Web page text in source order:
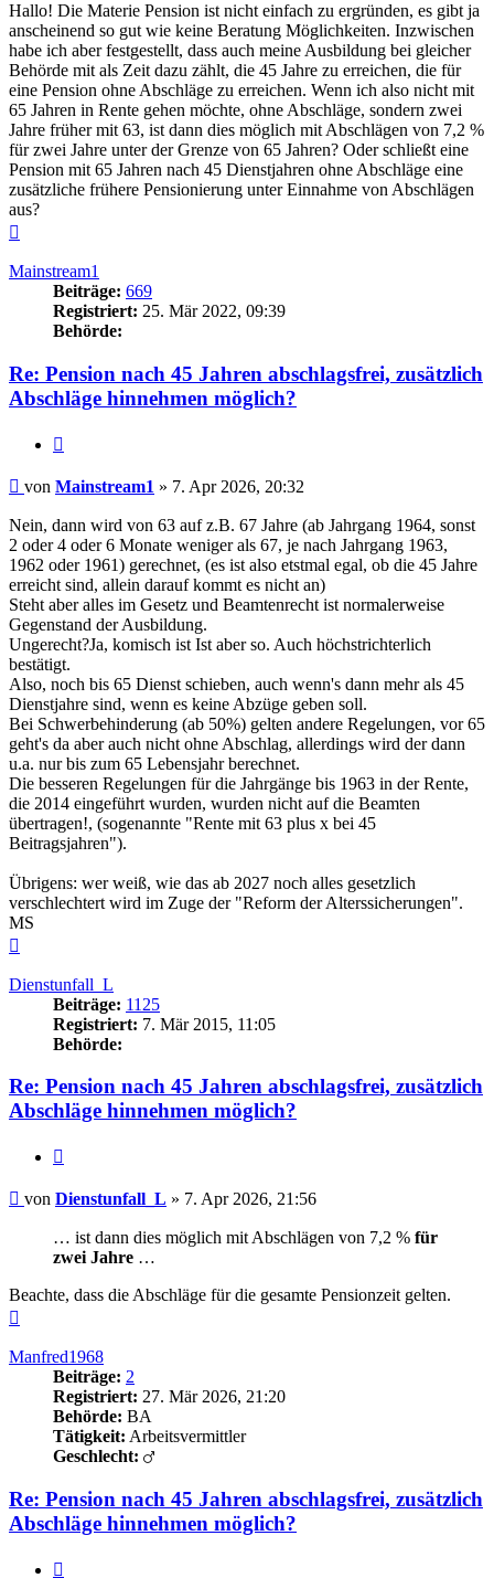
Hallo! Die Materie Pension ist nicht einfach zu ergründen, es gibt ja
anscheinend so gut wie keine Beratung Möglichkeiten. Inzwischen
habe ich aber festgestellt, dass auch meine Ausbildung bei gleicher
Behörde mit als Zeit dazu zählt, die 45 Jahre zu erreichen, die für
eine Pension ohne Abschläge zu erreichen. Wenn ich also nicht mit
65 Jahren in Rente gehen möchte, ohne Abschläge, sondern zwei
Jahre früher mit 63, ist dann dies möglich mit Abschlägen von 7,2 %
für zwei Jahre unter der Grenze von 65 Jahren? Oder schließt eine
Pension mit 65 Jahren nach 45 Dienstjahren ohne Abschläge eine
zusätzliche frühere Pensionierung unter Einnahme von Abschlägen
aus?
Mainstream1
Beiträge: 669
Registriert: 25. Mär 2022, 09:39
Behörde:
Re: Pension nach 45 Jahren abschlagsfrei, zusätzlich
Abschläge hinnehmen möglich?
Beitrag
von Mainstream1 » 7. Apr 2026, 20:32
Nein, dann wird von 63 auf z.B. 67 Jahre (ab Jahrgang 1964, sonst
2 oder 4 oder 6 Monate weniger als 67, je nach Jahrgang 1963,
1962 oder 1961) gerechnet, (es ist also etstmal egal, ob die 45 Jahre
erreicht sind, allein darauf kommt es nicht an)
Steht aber alles im Gesetz und Beamtenrecht ist normalerweise
Gegenstand der Ausbildung.
Ungerecht?Ja, komisch ist Ist aber so. Auch höchstrichterlich
bestätigt.
Also, noch bis 65 Dienst schieben, auch wenn's dann mehr als 45
Dienstjahre sind, wenn es keine Abzüge geben soll.
Bei Schwerbehinderung (ab 50%) gelten andere Regelungen, vor 65
geht's da aber auch nicht ohne Abschlag, allerdings wird der dann
u.a. nur bis zum 65 Lebensjahr berechnet.
Die besseren Regelungen für die Jahrgänge bis 1963 in der Rente,
die 2014 eingeführt wurden, wurden nicht auf die Beamten
übertragen!, (sogenannte "Rente mit 63 plus x bei 45
Beitragsjahren").
Übrigens: wer weiß, wie das ab 2027 noch alles gesetzlich
verschlechtert wird im Zuge der "Reform der Alterssicherungen".
MS
Dienstunfall_L
Beiträge: 1125
Registriert: 7. Mär 2015, 11:05
Behörde:
Re: Pension nach 45 Jahren abschlagsfrei, zusätzlich
Abschläge hinnehmen möglich?
Beitrag
von Dienstunfall_L » 7. Apr 2026, 21:56
… ist dann dies möglich mit Abschlägen von 7,2 % für
zwei Jahre …
Beachte, dass die Abschläge für die gesamte Pensionzeit gelten.
Manfred1968
Beiträge: 2
Registriert: 27. Mär 2026, 21:20
Behörde: BA
Tätigkeit: Arbeitsvermittler
Geschlecht:
Re: Pension nach 45 Jahren abschlagsfrei, zusätzlich
Abschläge hinnehmen möglich?